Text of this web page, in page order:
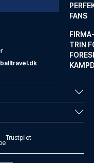
FANS
TRIN
Trustpilot